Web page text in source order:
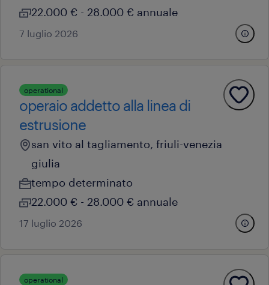
22.000 € - 28.000 € annuale
7 luglio 2026
operational
operaio addetto alla linea di
estrusione
san vito al tagliamento, friuli-venezia
giulia
tempo determinato
22.000 € - 28.000 € annuale
17 luglio 2026
operational